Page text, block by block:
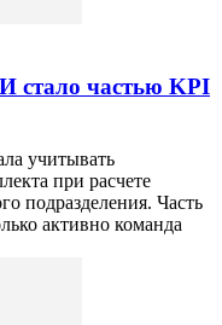
стало частью KPI
учитывать
при расчете
подразделения. Часть
активно команда